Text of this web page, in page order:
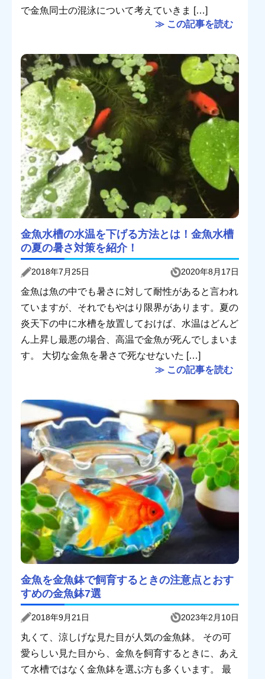
で金魚同士の混泳について考えていきま […]
≫ この記事を読む
金魚水槽の水温を下げる方法とは！金魚水槽
の夏の暑さ対策を紹介！
2018年7月25日 2020年8月17日
金魚は魚の中でも暑さに対して耐性があると言われ
ていますが、それでもやはり限界があります。夏の
炎天下の中に水槽を放置しておけば、水温はどんど
ん上昇し最悪の場合、高温で金魚が死んでしまいま
す。 大切な金魚を暑さで死なせないた […]
≫ この記事を読む
金魚を金魚鉢で飼育するときの注意点とおす
すめの金魚鉢7選
2018年9月21日 2023年2月10日
丸くて、涼しげな見た目が人気の金魚鉢。 その可
愛らしい見た目から、金魚を飼育するときに、あえ
て水槽ではなく金魚鉢を選ぶ方も多くいます。 最